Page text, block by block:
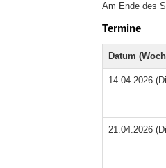
Am Ende des
Termine
Datum
14.04.2026
21.04.2026